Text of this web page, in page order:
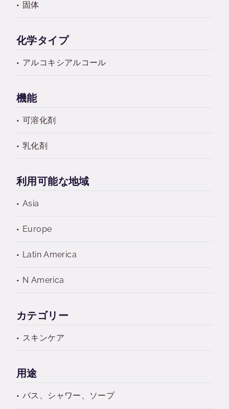
固体
化学タイプ
アルコキシアルコール
機能
可溶化剤
乳化剤
利用可能な地域
Asia
Europe
Latin America
N America
カテゴリー
スキンケア
用途
バス、シャワー、ソープ